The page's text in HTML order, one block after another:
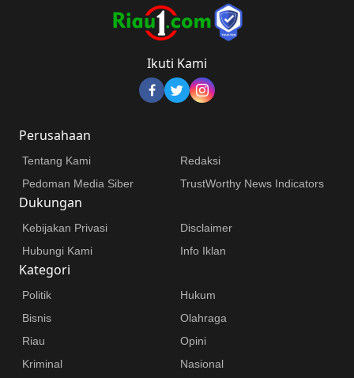
Ikuti Kami
Perusahaan
Tentang Kami
Redaksi
Pedoman Media Siber
TrustWorthy News Indicators
Dukungan
Kebijakan Privasi
Disclaimer
Hubungi Kami
Info Iklan
Kategori
Politik
Hukum
Bisnis
Olahraga
Riau
Opini
Kriminal
Nasional